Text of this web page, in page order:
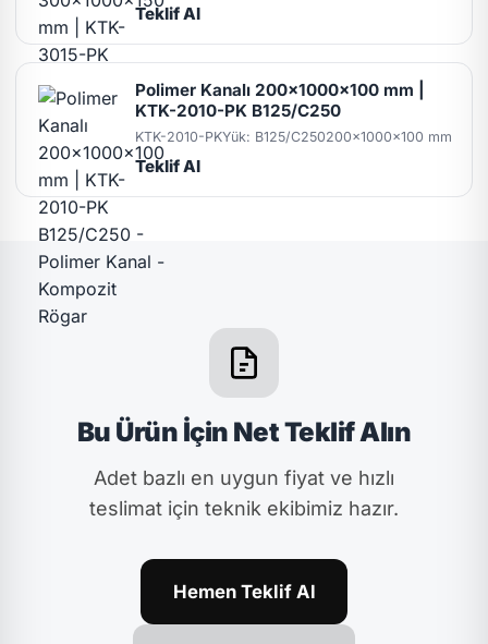
Teklif Al
Polimer Kanalı 200x1000x100 mm |
KTK-2010-PK B125/C250
KTK-2010-PKYük: B125/C250200x1000x100 mm
Teklif Al
Bu Ürün İçin Net Teklif Alın
Adet bazlı en uygun fiyat ve hızlı
teslimat için teknik ekibimiz hazır.
Hemen Teklif Al